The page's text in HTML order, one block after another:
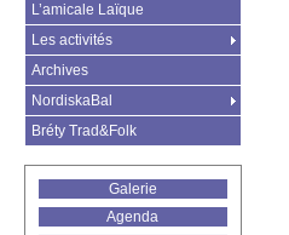
L’amicale Laïque
Les activités
Archives
NordiskaBal
Bréty Trad&Folk
Galerie
Agenda